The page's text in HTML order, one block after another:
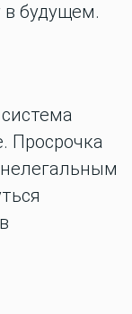
в будущем.
Просрочка